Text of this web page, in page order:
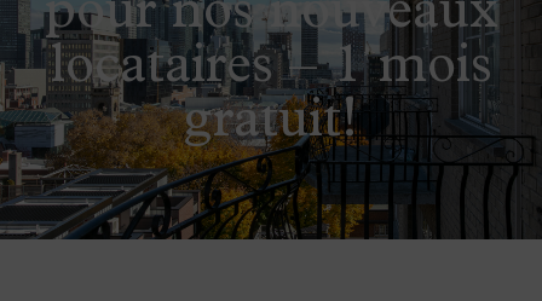
pour nos nouveaux
locataires – 1 mois
gratuit!